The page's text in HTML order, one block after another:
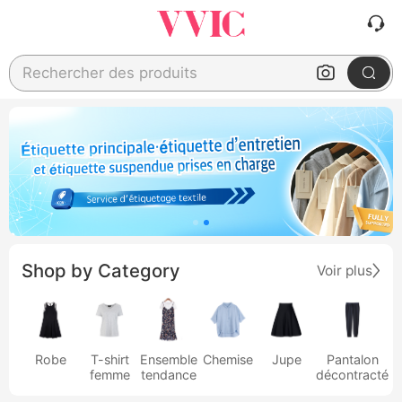
Rechercher des produits
Shop by Category Voir plus
Robe
T-shirt
femme
Ensemble
tendance
Chemise Jupe
Pantalon
décontracté